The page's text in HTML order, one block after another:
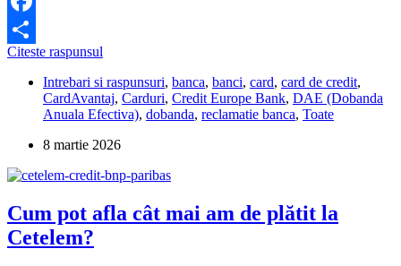
Facebook
Partajează
Citeste raspunsul
nu
mai
pot
de
de
Avantaj?
Intrebari si raspunsuri, banca, banci, card, card de credit,
CardAvantaj, Carduri, Credit Europe Bank, DAE (Dobanda
Anuala Efectiva), dobanda, reclamatie banca, Toate
8 martie 2026
Cum pot afla cât mai am de plătit la
Cetelem?